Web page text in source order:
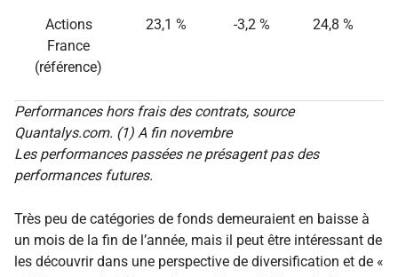
Actions
France
(référence)
23,1 % -3,2 % 24,8 %
Performances hors frais des contrats, source
Quantalys.com. (1) A fin novembre
Les performances passées ne présagent pas des
performances futures.
Très peu de catégories de fonds demeuraient en baisse à
un mois de la fin de l’année, mais il peut être intéressant de
les découvrir dans une perspective de diversification et de «